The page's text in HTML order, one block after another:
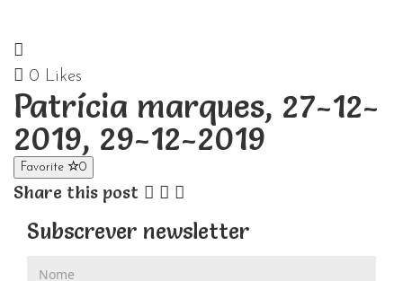
0 Likes
Patrícia marques, 27-12-
2019, 29-12-2019
Favorite 0
Share this post
Subscrever newsletter